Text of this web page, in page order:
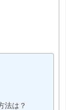
法は？